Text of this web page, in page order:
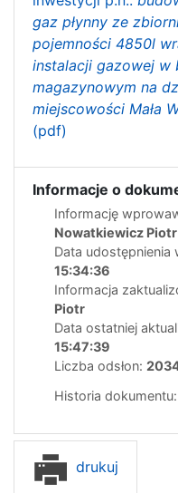
gaz płynny ze
pojemności 4850l
instalacji gazowej w
magazynowym na
miejscowości Mała
(pdf)
Informacje o
Informację
Nowatkiewicz Piotr
Data udostępnienia
15:34:36
Informacja
Piotr
Data ostatniej
15:47:39
Liczba odsłon:
Historia dokumentu:
drukuj